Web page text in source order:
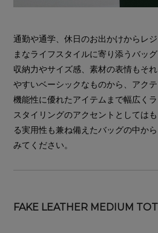
通勤や通学、休日のお出かけからレ
まなライフスタイルに寄り添うバッグ
収納力やサイズ感、素材の表情もそ
やすいベーシックなものから、アク
機能性に優れたアイテムまで幅広くラ
スタイリングのアクセントとしては
る実用性も兼ね備えたバッグの中か
みてください。
FAKE LEATHER MEDIUM